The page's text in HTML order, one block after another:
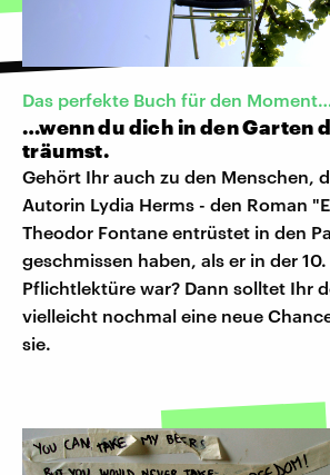
Das perfekte Buch für den
…wenn du dich in den Garten
träumst.
Gehört Ihr auch zu den Menschen,
Autorin Lydia Herms - den Roman
Theodor Fontane entrüstet in den
geschmissen haben, als er in der 10.
Pflichtlektüre war? Dann solltet Ihr
vielleicht nochmal eine neue
sie.